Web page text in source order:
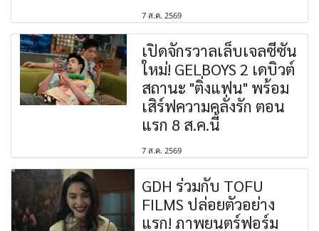
7 ส.ค. 2569
เปิดจักรวาลเล็บเจลซีซัน
ใหม่! GELBOYS 2 เดบิวต์
สถานะ "ติ่งแฟน" พร้อม
เสิร์ฟความคลั่งรัก ตอน
แรก 8 ส.ค.นี้
7 ส.ค. 2569
GDH ร่วมกับ TOFU
FILMS ปล่อยตัวอย่าง
แรก! ภาพยนตร์ฟอร์ม